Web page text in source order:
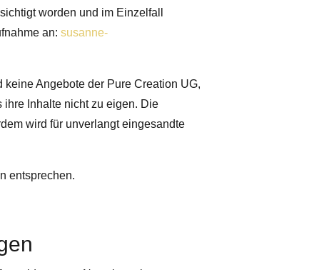
worden und im Einzelfall
an: susanne-
Angebote der Pure Creation UG,
Inhalte nicht zu eigen. Die
wird für unverlangt eingesandte
entsprechen.